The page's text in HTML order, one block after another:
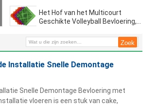
Elastische Kussens verzet
Het Hof van het Multicourt
Geschikte Volleyball Bevloering,
Volleyballsport Bevloering
Installatie Snelle Demontage
Snelle Demontage Bevloering met
vloeren is een stuk van cake,